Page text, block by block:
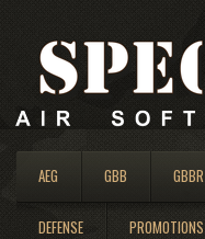
AEG GBB GBBR
DEFENSE PROMOTIONS